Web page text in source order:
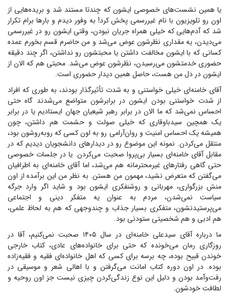
یا همین نشست‌های خصوصی ایشون که چندتا مستند شد و بریده‌هایی از
اون رو تلویزیون با نام غیررسمی پخش کرد! به وفور دیدم و بار‌ها برام تکرار
شد که آدم‌هایی که خیلی همراه جریان نبودن، وقتی ایشون رو در غیررسمی
می‌دیدن، یه مقداری نظرشون عوض می‌شد و من حاضرم قسم بخورم عمده
کسانی که با ایشون مخالفت داشتن یا محبتشون رو نداشتن، اگر چند دقیقه
حضوری خدمتشون می‌رسیدن، نظرشون عوض می‌شد. محبتی هم که الان از
ایشون در دل من هست، حاصل همین دیدار حضوری است.
آقای خامنه‌ای خیلی خواستنی و به شدت تأثیرگذار بودند، به طوری که افراد
از شدت خواستنی بودن ایشون در برابرشون متواضع می‌شدند گاه حتی
احساس نمی‌شد که ما الان در برابر رهبر شیعیان جهان ایستادیم یا در برابر
یک همچین سیدباوقاری که خیلی صولت و حشمت هم داشتن، چون
همیشه یک احساس امنیت و روان‌آرامی رو به اون کسی که روبه‌روشون بود،
منتقل می‌کردن. نمونه این موضوع رو در دیدار‌های دانشجویان دیدیم که در
مقابل آقای خامنه‌ای بسیار بی‌پروا صحبت می‌کردن. یا در جلسات خصوصی
حتی گاهی رفتار‌های غیرمحترمانه هم می‌شد، اما آقای خامنه‌ای به اطرافیان
می‌گفتن که متعرض نشید، مهمون من هستن. به نظر من این برآمده از اون
منش بزرگواری، مهربانی و روشنفکری ایشون بود و شاید اگر وارد جرگه
سیاست نمی‌شدن، مردم به عنوان یه متفکر دینی و اجتماعی
می‌پرستیدنشون، متفکری بسیار جذاب و چندوجهی که هم به لحاظ علمی،
هم ادبی و هم شخصیتی ستودنی بود.
ما درباره آقای سیدعلی خامنه‌ای در سال ۱۴۰۵ صحبت نمی‌کنیم، آقا در
روزگاری رمان می‌خونده که حتی برای خانواده‌های عادی، کتاب خارجی
خوندن قبیح بوده، چه برسه برای کسی که اهل خانواده‌ای فقیه و فقیه‌زاده
بوده. در اون دوره کتاب امانت می‌گرفتن و با اهالی شعر و موسیقی در
رفت‌وآمد بودن و دلیل این نوع زندگی‌کردن چیزی نیست جز اون روحیه و
لطافت خودشون.